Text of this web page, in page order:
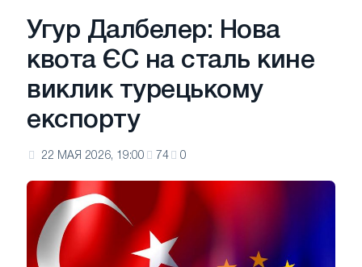
Угур Далбелер: Нова
квота ЄС на сталь кине
виклик турецькому
експорту
22 МАЯ 2026, 19:00 74 0